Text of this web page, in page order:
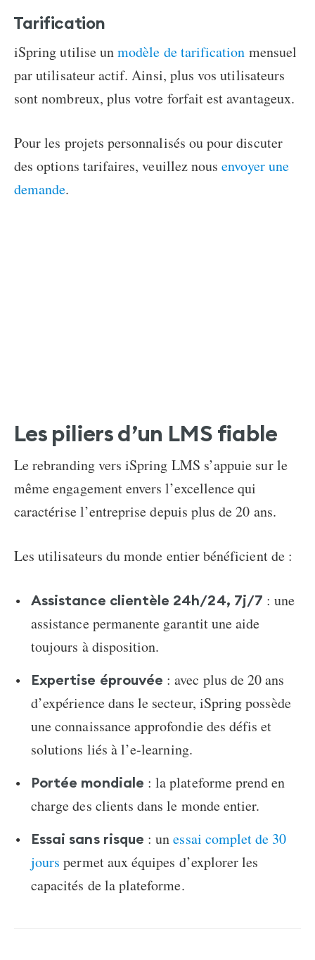
Tarification
iSpring utilise unmodèle de tarification mensuel
par utilisateur actif. Ainsi, plus vos utilisateurs
sont nombreux, plus votre forfait est avantageux.
Pour les projets personnalisés ou pour discuter
des options tarifaires, veuillez nousenvoyer une
demande.
Les piliers d’un LMS fiable
Le rebranding vers iSpring LMS s’appuie sur le
même engagement envers l’excellence qui
caractérise l’entreprise depuis plus de 20 ans.
Les utilisateurs du monde entier bénéficient de :
Assistance clientèle 24h/24, 7j/7 : une
assistance permanente garantit une aide
toujours à disposition.
Expertise éprouvée : avec plus de 20 ans
d’expérience dans le secteur, iSpring possède
une connaissance approfondie des défis et
solutions liés à l’e-learning.
Portée mondiale : la plateforme prend en
charge des clients dans le monde entier.
Essai sans risque : unessai complet de 30
jours permet aux équipes d’explorer les
capacités de la plateforme.